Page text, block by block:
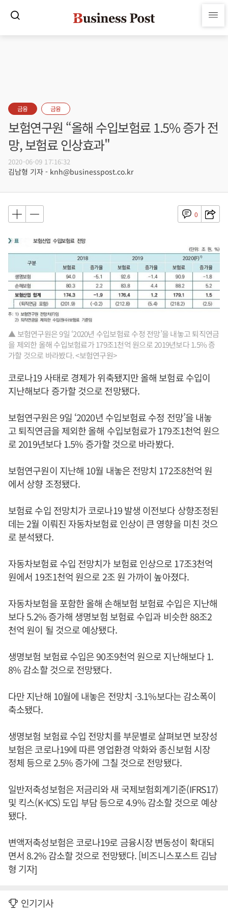
금융 금융
보험연구원 “올해 수입보험료 1.5% 증가 전
망, 보험료 인상효과"
2020-06-09 17:16:32
김남형 기자 - knh@businesspost.co.kr
0
▲ 보험연구원은 9일 ‘2020년 수입보험료 수정 전망’을 내놓고 퇴직연금
을 제외한 올해 수입보험료가 179조1천억 원으로 2019년보다 1.5% 증
가할 것으로 바라봤다. <보험연구원>
코로나19 사태로 경제가 위축됐지만 올해 보험료 수입이
지난해보다 증가할 것으로 전망됐다.
보험연구원은 9일 ‘2020년 수입보험료 수정 전망’을 내놓
고 퇴직연금을 제외한 올해 수입보험료가 179조1천억 원으
로 2019년보다 1.5% 증가할 것으로 바라봤다.
보험연구원이 지난해 10월 내놓은 전망치 172조8천억 원
에서 상향 조정됐다.
보험료 수입 전망치가 코로나19 발생 이전보다 상향조정된
데는 2월 이뤄진 자동차보험료 인상이 큰 영향을 미친 것으
로 분석됐다.
자동차보험료 수입 전망치가 보험료 인상으로 17조3천억
원에서 19조1천억 원으로 2조 원 가까이 높아졌다.
자동차보험을 포함한 올해 손해보험 보험료 수입은 지난해
보다 5.2% 증가해 생명보험 보험료 수입과 비슷한 88조2
천억 원이 될 것으로 예상됐다.
생명보험 보험료 수입은 90조9천억 원으로 지난해보다 1.
8% 감소할 것으로 전망됐다.
다만 지난해 10월에 내놓은 전망치 -3.1%보다는 감소폭이
축소됐다.
생명보험 보험료 수입 전망치를 부문별로 살펴보면 보장성
보험은 코로나19에 따른 영업환경 악화와 종신보험 시장
정체 등으로 2.5% 증가에 그칠 것으로 전망됐다.
일반저축성보험은 저금리와 새 국제보험회계기준(IFRS17)
및 킥스(K-ICS) 도입 부담 등으로 4.9% 감소할 것으로 예상
됐다.
변액저축성보험은 코로나19로 금융시장 변동성이 확대되
면서 8.2% 감소할 것으로 전망됐다. [비즈니스포스트 김남
형 기자]
인기기사